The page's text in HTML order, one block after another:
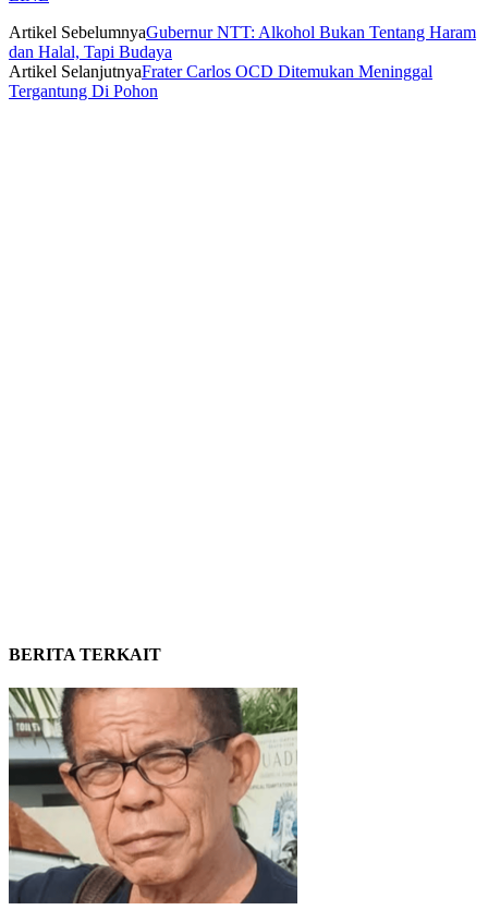
Artikel SebelumnyaGubernur NTT: Alkohol Bukan Tentang Haram
dan Halal, Tapi Budaya
Artikel SelanjutnyaFrater Carlos OCD Ditemukan Meninggal
Tergantung Di Pohon
BERITA TERKAIT